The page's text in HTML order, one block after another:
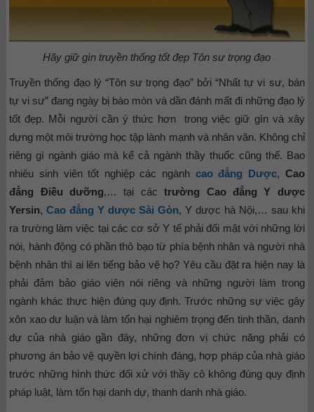
Hãy giữ gìn truyền thống tốt đẹp Tôn sư trọng đạo
Truyền thống đạo lý “Tôn sư trọng đạo” bởi “Nhất tự vi sư, bán
tự vi sư” đang ngày bị bào mòn và dần đánh mất đi những đạo lý
tốt đẹp. Mỗi người cần ý thức hơn trong việc giữ gìn và xây
dựng một môi trường học tập lành mạnh và nhân văn. Không chỉ
riêng gì ngành giáo mà kể cả ngành thầy thuốc cũng thế. Bao
nhiêu sinh viên tốt nghiệp các ngành cao đẳng Dược, Cao
đẳng Điều dưỡng,… tại cáctrường Cao đẳng Y dược
Yersin,Cao đẳng Y dược Sài Gòn, Y dược hà Nội,… sau khi
ra trường làm việc tại các cơ sở Y tế phải đối mặt với những lời
nói, hành động có phần thô bạo từ phía bệnh nhân và người nhà
bệnh nhân thì ai lên tiếng bảo vệ họ? Yêu cầu đặt ra hiện nay là
phải đảm bảo giáo viên nói riêng và những người làm trong
ngành khác thực hiện đúng quy định. Trước những sự việc gây
xôn xao dư luận và làm tổn hại nghiêm trọng đến tinh thần, danh
dự của nhà giáo gần đây, những đơn vị chức năng phải có
phương án bảo vệ quyền lợi chính đáng, hợp pháp của nhà giáo
trước những hình thức đối xử với thầy cô không đúng quy định
pháp luật, làm tổn hại danh dự, thanh danh nhà giáo.